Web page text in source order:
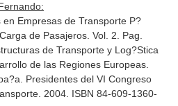
Empresas de Transporte P?
de Pasajeros. Vol. 2. Pag.
de Transporte y Log?Stica
de las Regiones Europeas.
Presidentes del VI Congreso
2004. ISBN 84-609-1360-